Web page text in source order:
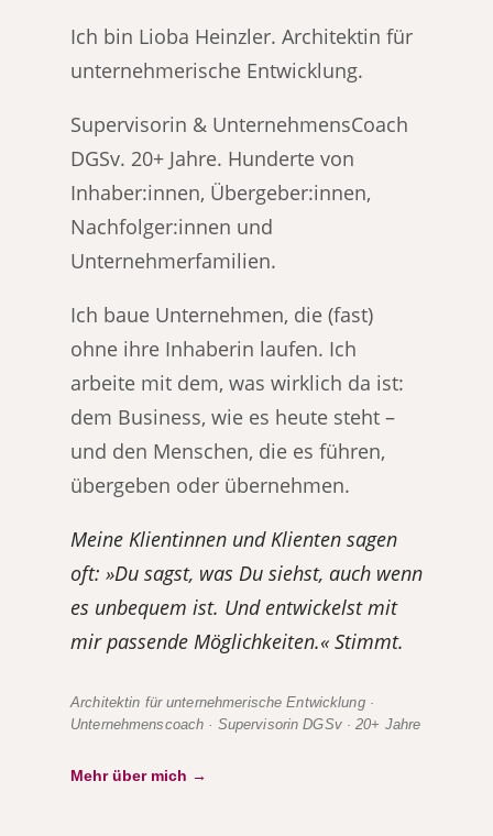
Ich bin Lioba Heinzler. Architektin für
unternehmerische Entwicklung.
Supervisorin & UnternehmensCoach
DGSv. 20+ Jahre. Hunderte von
Inhaber:innen, Übergeber:innen,
Nachfolger:innen und
Unternehmerfamilien.
Ich baue Unternehmen, die (fast)
ohne ihre Inhaberin laufen. Ich
arbeite mit dem, was wirklich da ist:
dem Business, wie es heute steht –
und den Menschen, die es führen,
übergeben oder übernehmen.
Meine Klientinnen und Klienten sagen
oft: »Du sagst, was Du siehst, auch wenn
es unbequem ist. Und entwickelst mit
mir passende Möglichkeiten.« Stimmt.
Architektin für unternehmerische Entwicklung ·
Unternehmenscoach · Supervisorin DGSv · 20+ Jahre
Mehr über mich →